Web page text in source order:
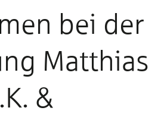
bei der
Matthias
&